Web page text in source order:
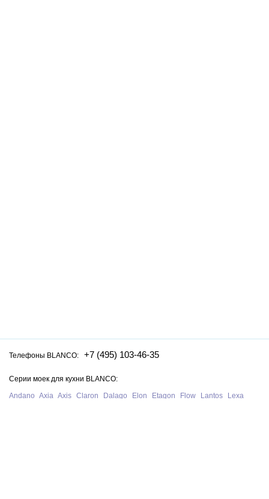
Телефоны BLANCO: +7 (495) 103-46-35
Серии моек для кухни BLANCO:
Andano Axia Axis Claron Dalago Elon Etagon Flow Lantos
Lexa